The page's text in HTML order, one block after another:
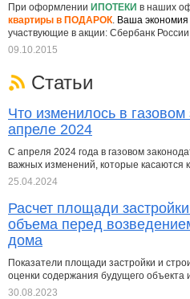
При оформлении ИПОТЕКИ в наших
квартиры в ПОДАРОК Ваша экономия
участвующие в акции: Сбербанк России
09.10.2015
Статьи
Что изменилось в газовом
апреле 2024
С апреля 2024 года в газовом
важных изменений, которые касаются
25.04.2024
Расчет площади
объема перед
дома
Показатели площади застройки и
оценки содержания будущего объекта
30.08.2023